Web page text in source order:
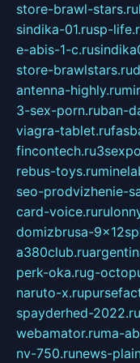
store-brawl-stars.ru
sindika-01.rusp-
e-abis-1-c.ru
store-brawlstars.ru
antenna-highly.ru
3-sex-porn.ruban-
viagra-tablet.ru
fincontech.ru
rebus-toys.ru
seo-prodvizhenie-
card-voice.ru
domizbrusa-
a380club.ru
perk-oka.rug-
naruto-x.ru
spayderhed-2022.ru
webamator.ruma-
nv-750.runews-